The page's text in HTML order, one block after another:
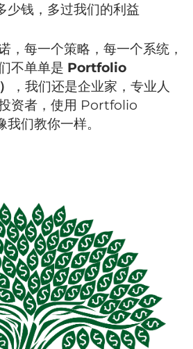
少钱，多过我们的利益
，每一个策略，每一个系统，
不单单是 Portfolio
，我们还是企业家，专业人
资者，使用 Portfolio
们教你一样。